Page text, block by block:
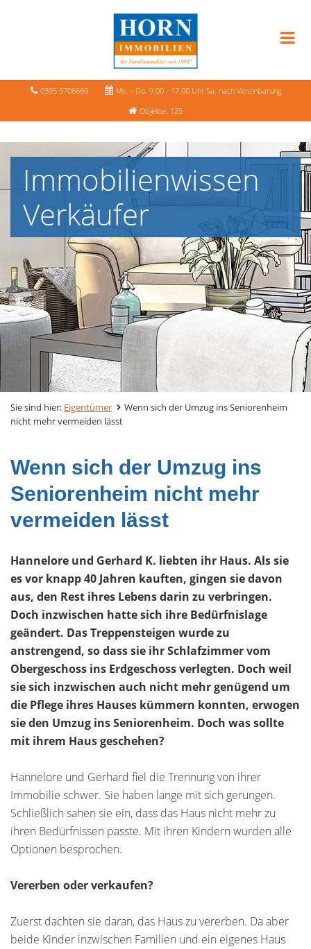
0395 5706669
Mo. - Do. 9.00 - 17.00 Uhr Sa. nach Vereinbarung
Objekte: 125
Immobilienwissen
Verkäufer
Sie sind hier: Eigentümer
Wenn sich der Umzug ins Seniorenheim
nicht mehr vermeiden lässt
Wenn sich der Umzug ins
Seniorenheim nicht mehr
vermeiden lässt
Hannelore und Gerhard K. liebten ihr Haus. Als sie
es vor knapp 40 Jahren kauften, gingen sie davon
aus, den Rest ihres Lebens darin zu verbringen.
Doch inzwischen hatte sich ihre Bedürfnislage
geändert. Das Treppensteigen wurde zu
anstrengend, so dass sie ihr Schlafzimmer vom
Obergeschoss ins Erdgeschoss verlegten. Doch weil
sie sich inzwischen auch nicht mehr genügend um
die Pflege ihres Hauses kümmern konnten, erwogen
sie den Umzug ins Seniorenheim. Doch was sollte
mit ihrem Haus geschehen?
Hannelore und Gerhard fiel die Trennung von ihrer
Immobilie schwer. Sie haben lange mit sich gerungen.
Schließlich sahen sie ein, dass das Haus nicht mehr zu
ihren Bedürfnissen passte. Mit ihren Kindern wurden alle
Optionen besprochen.
Vererben oder verkaufen?
Zuerst dachten sie daran, das Haus zu vererben. Da aber
beide Kinder inzwischen Familien und ein eigenes Haus